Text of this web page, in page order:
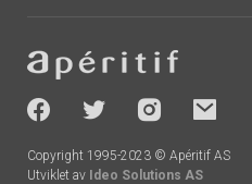
-
socials
Copyright 1995-2023 © Apéritif AS
Utviklet av Ideo Solutions AS